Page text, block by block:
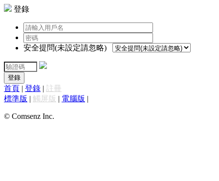
登錄
安全提問(未設定請忽略)
登錄
首頁 | 登錄 | 註冊
標準版 | 觸屏版 | 電腦版 |
© Comsenz Inc.